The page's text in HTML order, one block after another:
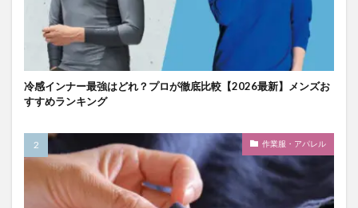
冷感インナー最強はどれ？プロが徹底比較【2026最新】メンズお
すすめランキング
作業服・アパレル